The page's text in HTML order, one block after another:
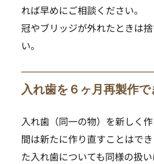
れば早めにご相談ください。
冠やブリッジが外れたときは
い。
入れ歯を６ヶ月再製作
入れ歯（同一の物）を新しく
間は新たに作り直すことはで
た入れ歯についても同様の扱い